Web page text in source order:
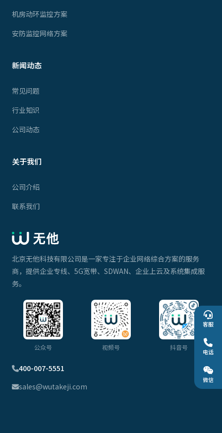
机房动环监控方案
安防监控网络方案
新闻动态
常见问题
行业知识
公司动态
关于我们
公司介绍
联系我们
北京无他科技有限公司是一家专注于企业网络综合方案的服务
商，提供企业专线、5G宽带、SDWAN、企业上云及系统集成服
务。
公众号 视频号 抖音号
400-007-5551
sales@wutakeji.com
客服
电话
微信